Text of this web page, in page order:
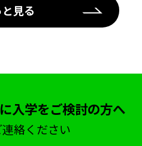
見る
入学をご検討の方へ
絡ください